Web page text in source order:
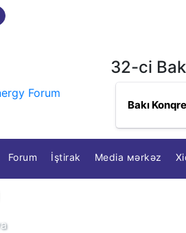
32-ci
Bakı
Forum İştirak Media мərkəz